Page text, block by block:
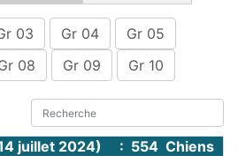
03 Gr 04
Gr 05
08 Gr 09 Gr 10
14 juillet 2024) : 554 Chiens